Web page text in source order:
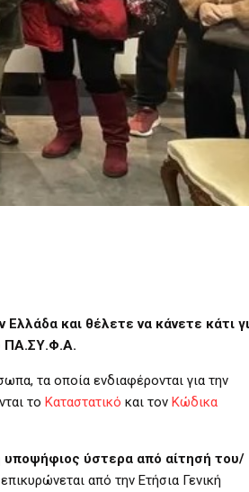
και θέλετε να κάνετε κάτι
ΠΑ.ΣΥ.Φ.Α.
τα οποία ενδιαφέρονται για την
το Καταστατικό και τον Κώδικα
ύστερα από αίτησή του/
από την Ετήσια Γενική